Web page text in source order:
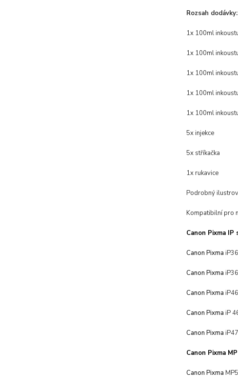
Rozsah dodávky:
1x 100ml
1x 100ml
1x 100ml
1x 100ml
1x 100ml
5x injekce
5x stříkačka
1x rukavice
Podrobný
Kompatibilní pro
Canon Pixma IP
Canon Pixma
Canon Pixma
Canon Pixma
Canon Pixma iP
Canon Pixma
Canon Pixma
Canon Pixma